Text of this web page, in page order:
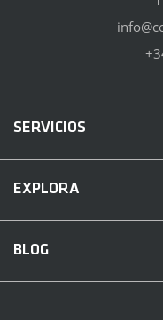
SERVICIOS
EXPLORA
BLOG